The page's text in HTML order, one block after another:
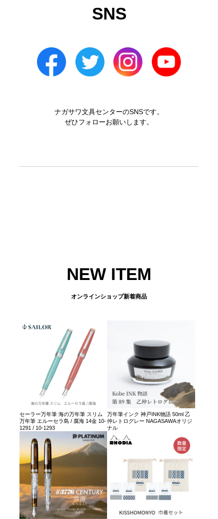
SNS
ナガサワ文具センターのSNSです。
ぜひフォローお願いします。
NEW ITEM
オンラインショップ新着商品
セーラー万年筆 海の万年筆 スリム
万年筆 エルーセラ島 / 腐海 14金 10-
1291 / 10-1293
万年筆インク 神戸INK物語 50ml 乙
仲レトログレー NAGASAWAオリジ
ナル